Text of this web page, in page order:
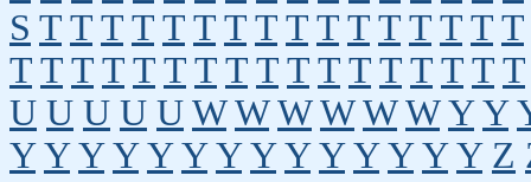
S T T T T T T T T T T T T T T T T
T T T T T T T T T T T T T T T T T
U U U U U W W W W W W Y Y
Y Y Y Y Y Y Y Y Y Y Y Y Y Y Z